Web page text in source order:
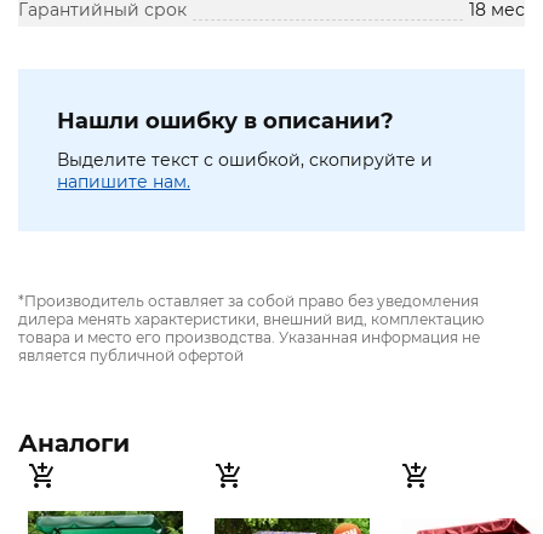
Гарантийный срок
18 мес
Нашли ошибку в описании?
Выделите текст с ошибкой, скопируйте и
напишите нам.
*Производитель оставляет за собой право без уведомления
дилера менять характеристики, внешний вид, комплектацию
товара и место его производства. Указанная информация не
является публичной офертой
Аналоги